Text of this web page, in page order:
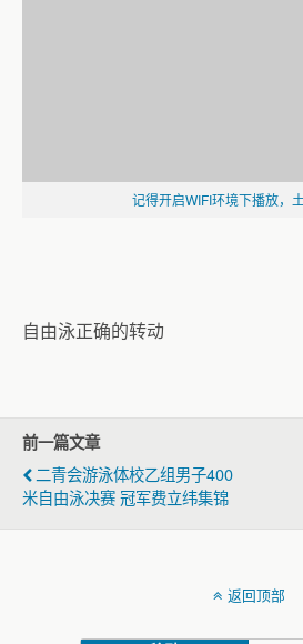
记得开启WIFI环境下播放，
自由泳正确的转动
前一篇文章
二青会游泳体校乙组男子400
米自由泳决赛 冠军费立纬集锦
返回顶部